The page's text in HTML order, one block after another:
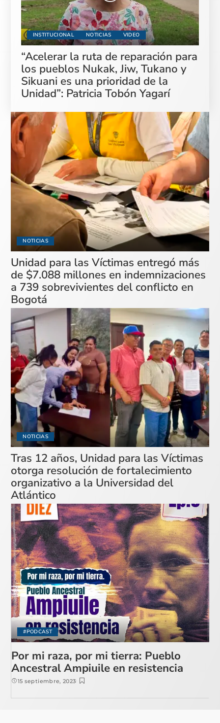
INSTITUCIONAL NOTICIAS VIDEO
“Acelerar la ruta de reparación para
los pueblos Nukak, Jiw, Tukano y
Sikuani es una prioridad de la
Unidad”: Patricia Tobón Yagarí
NOTICIAS
Unidad para las Víctimas entregó más
de $7.088 millones en indemnizaciones
a 739 sobrevivientes del conflicto en
Bogotá
NOTICIAS
Tras 12 años, Unidad para las Víctimas
otorga resolución de fortalecimiento
organizativo a la Universidad del
Atlántico
#PODCAST
Por mi raza, por mi tierra: Pueblo
Ancestral Ampiuile en resistencia
15 septiembre, 2023